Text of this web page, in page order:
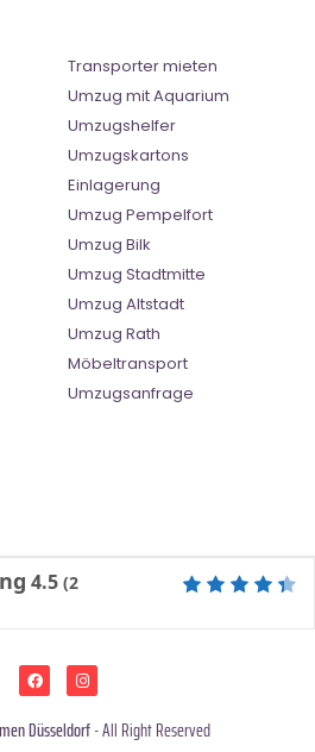
Transporter mieten
Umzug mit Aquarium
Umzugshelfer
Umzugskartons
Einlagerung
Umzug Pempelfort
Umzug Bilk
Umzug Stadtmitte
Umzug Altstadt
Umzug Rath
Möbeltransport
Umzugsanfrage
4.5 (2
Düsseldorf- All Right Reserved